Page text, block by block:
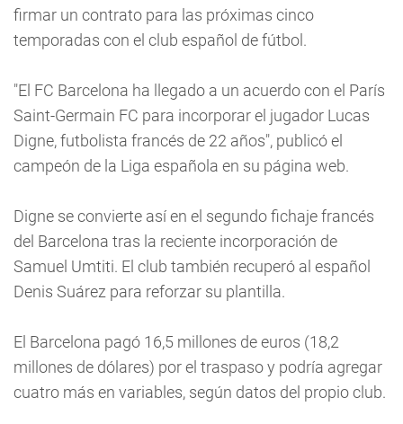
firmar un contrato para las próximas cinco
temporadas con el club español de fútbol.
"El FC Barcelona ha llegado a un acuerdo con el París
Saint-Germain FC para incorporar el jugador Lucas
Digne, futbolista francés de 22 años", publicó el
campeón de la Liga española en su página web.
Digne se convierte así en el segundo fichaje francés
del Barcelona tras la reciente incorporación de
Samuel Umtiti. El club también recuperó al español
Denis Suárez para reforzar su plantilla.
El Barcelona pagó 16,5 millones de euros (18,2
millones de dólares) por el traspaso y podría agregar
cuatro más en variables, según datos del propio club.